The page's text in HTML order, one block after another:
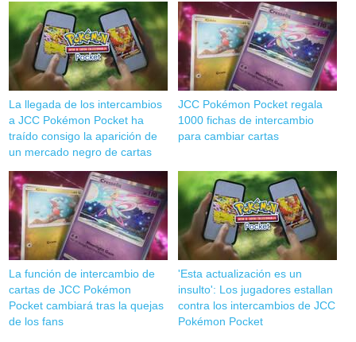
La llegada de los intercambios
a JCC Pokémon Pocket ha
traído consigo la aparición de
un mercado negro de cartas
JCC Pokémon Pocket regala
1000 fichas de intercambio
para cambiar cartas
La función de intercambio de
cartas de JCC Pokémon
Pocket cambiará tras la quejas
de los fans
'Esta actualización es un
insulto': Los jugadores estallan
contra los intercambios de JCC
Pokémon Pocket